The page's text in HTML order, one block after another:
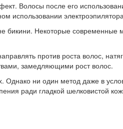
Волосы после его
использовании
бикини. Некоторые
против роста волос,
замедляющими рост волос.
ни один метод даже в
ради гладкой шелковистой